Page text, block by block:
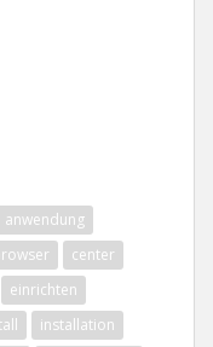
anwendung
center
einrichten
installation